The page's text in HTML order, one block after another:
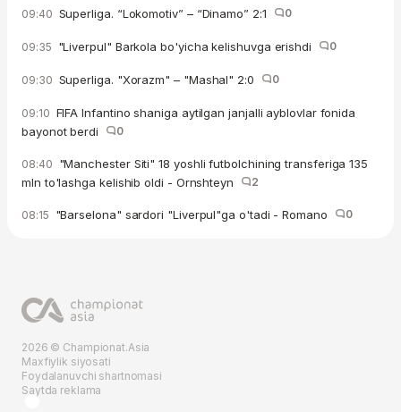
09:40 Superliga. “Lokomotiv” – “Dinamo” 2:1 0
09:35 "Liverpul" Barkola bo'yicha kelishuvga erishdi 0
09:30 Superliga. "Xorazm" – "Mashal" 2:0 0
09:10 FIFA Infantino shaniga aytilgan janjalli ayblovlar fonida
bayonot berdi
0
08:40 "Manchester Siti" 18 yoshli futbolchining transferiga 135
mln to'lashga kelishib oldi - Ornshteyn
2
08:15 "Barselona" sardori "Liverpul"ga o'tadi - Romano 0
2026 © Championat.Asia
Maxfiylik siyosati
Foydalanuvchi shartnomasi
Saytda reklama